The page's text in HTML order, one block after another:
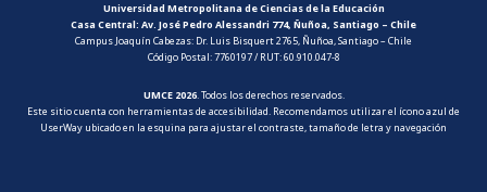
Universidad Metropolitana de Ciencias de la Educación
Casa Central: Av. José Pedro Alessandri 774, Ñuñoa, Santiago – Chile
Campus Joaquín Cabezas: Dr. Luis Bisquert 2765, Ñuñoa, Santiago – Chile
Código Postal: 7760197 / RUT: 60.910.047-8
UMCE 2026. Todos los derechos reservados.
Este sitio cuenta con herramientas de accesibilidad. Recomendamos utilizar el ícono azul de
UserWay ubicado en la esquina para ajustar el contraste, tamaño de letra y navegación